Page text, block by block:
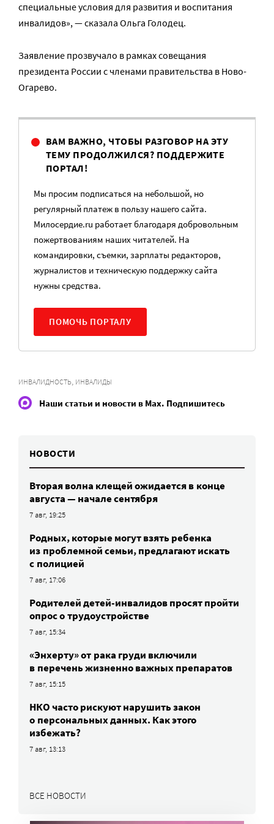
специальные условия для развития и воспитания
инвалидов», — сказала Ольга Голодец.
Заявление прозвучало в рамках совещания
президента России с членами правительства в Ново-
Огарево.
ВАМ ВАЖНО, ЧТОБЫ РАЗГОВОР НА ЭТУ
ТЕМУ ПРОДОЛЖИЛСЯ? ПОДДЕРЖИТЕ
ПОРТАЛ!
Мы просим подписаться на небольшой, но
регулярный платеж в пользу нашего сайта.
Милосердие.ru работает благодаря добровольным
пожертвованиям наших читателей. На
командировки, съемки, зарплаты редакторов,
журналистов и техническую поддержку сайта
нужны средства.
ПОМОЧЬ ПОРТАЛУ
ИНВАЛИДНОСТЬ, ИНВАЛИДЫ
Наши статьи и новости в Max. Подпишитесь
НОВОСТИ
Вторая волна клещей ожидается в конце
августа — начале сентября
7 авг, 19:25
Родных, которые могут взять ребенка
из проблемной семьи, предлагают искать
с полицией
7 авг, 17:06
Родителей детей-инвалидов просят пройти
опрос о трудоустройстве
7 авг, 15:34
«Энхерту» от рака груди включили
в перечень жизненно важных препаратов
7 авг, 15:15
НКО часто рискуют нарушить закон
о персональных данных. Как этого
избежать?
7 авг, 13:13
ВСЕ НОВОСТИ